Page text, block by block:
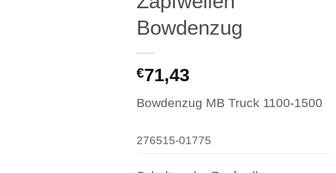
Bowdenzug
€71,43
Bowdenzug MB Truck 1100-1500
276515-01775